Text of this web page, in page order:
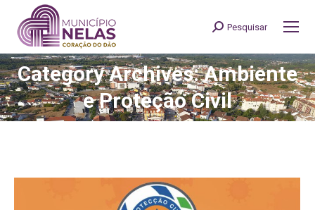
Search:
Pesquisar
Category Archives: Ambiente
e Proteção Civil
You are here: